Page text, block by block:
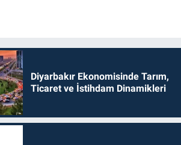
Diyarbakır Ekonomisinde Tarım,
Ticaret ve İstihdam Dinamikleri